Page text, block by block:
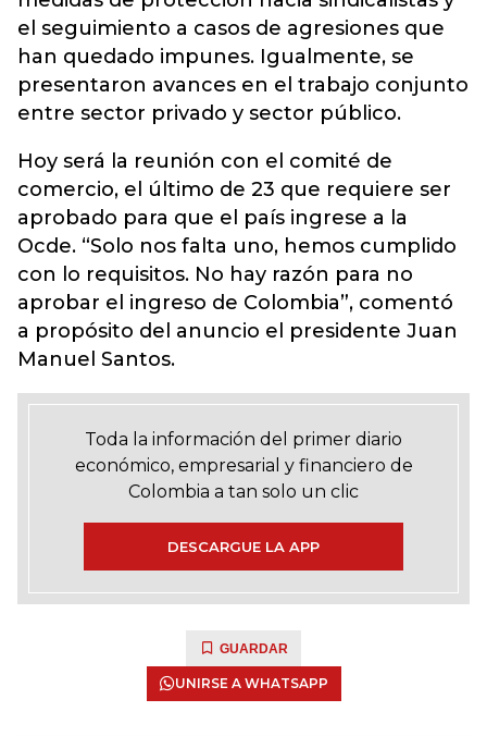
el seguimiento a casos de agresiones que
han quedado impunes. Igualmente, se
presentaron avances en el trabajo conjunto
entre sector privado y sector público.
Hoy será la reunión con el comité de
comercio, el último de 23 que requiere ser
aprobado para que el país ingrese a la
Ocde. “Solo nos falta uno, hemos cumplido
con lo requisitos. No hay razón para no
aprobar el ingreso de Colombia”, comentó
a propósito del anuncio el presidente Juan
Manuel Santos.
Toda la información del primer diario
económico, empresarial y financiero de
Colombia a tan solo un clic
DESCARGUE LA APP
GUARDAR
UNIRSE A WHATSAPP